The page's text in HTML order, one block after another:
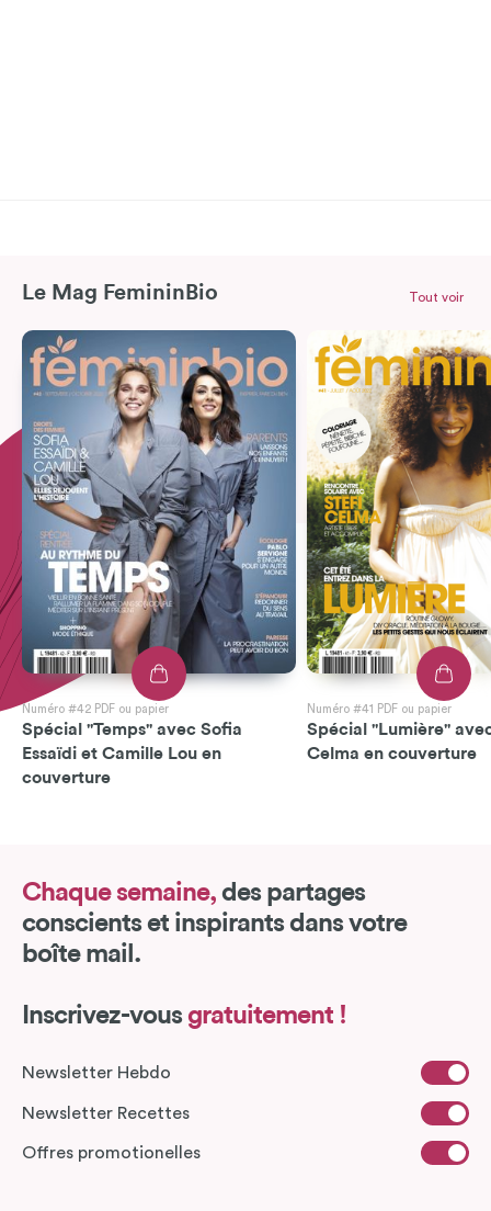
Le Mag FemininBio
Numéro #42 PDF ou papier
Spécial "Temps" avec Sofia
Essaïdi et Camille Lou en
couverture
Numéro #41 PDF ou papier
Spécial "Lumière"
Celma en couverture
Tout voir
Chaque semaine, des partages
conscients et inspirants dans votre
boîte mail.
Inscrivez-vous gratuitement !
Newsletter Hebdo
Newsletter Recettes
Offres promotionelles